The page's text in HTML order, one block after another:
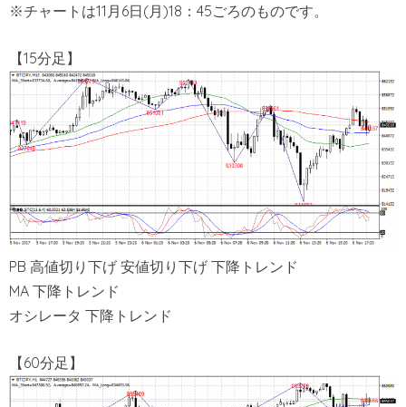
※チャートは11月6日(月)18：45ごろのものです。
【15分足】
PB 高値切り下げ 安値切り下げ 下降トレンド
MA 下降トレンド
オシレータ 下降トレンド
【60分足】